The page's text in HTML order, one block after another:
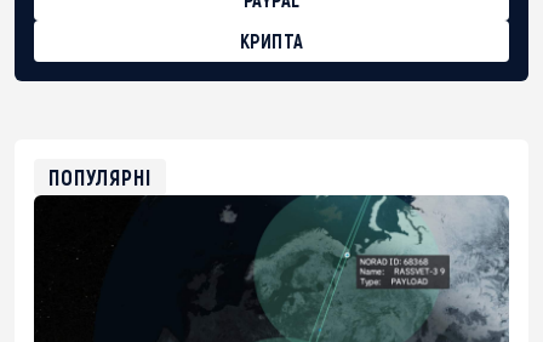
КРИПТА
0xfD02863D3289416fcF50975c9DFda13623f97758
ПОПУЛЯРНІ